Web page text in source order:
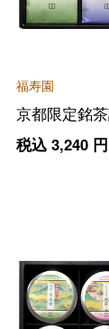
福寿園
京都限定銘
税込 3,240円